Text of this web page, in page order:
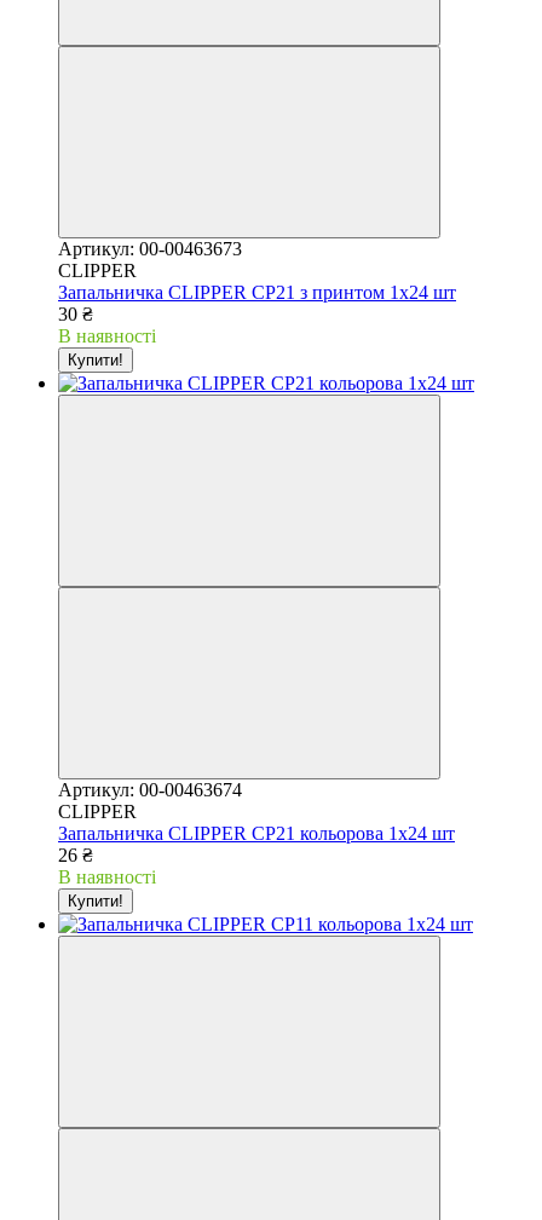
Артикул: 00-00463673
CLIPPER
Запальничка CLIPPER CP21 з принтом 1х24 шт
30 ₴
В наявності
Купити!
Артикул: 00-00463674
CLIPPER
Запальничка CLIPPER CP21 кольорова 1х24 шт
26 ₴
В наявності
Купити!